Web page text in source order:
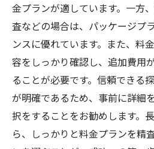
金プランが適しています。一方
査などの場合は、パッケージプ
ンスに優れています。また、料
容をしっかり確認し、追加費用
ることが必要です。信頼できる
が明確であるため、事前に詳細
択をすることをお勧めします。
ら、しっかりと料金プランを精